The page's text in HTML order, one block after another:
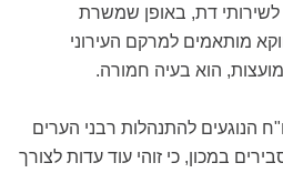
לשירותי דת, באופן שמשרת
מותאמים למרקם העירוני
הוא בעיה חמורה.
הנוגעים להתנהלות רבני הערים
במכון, כי זוהי עוד עדות לצורך